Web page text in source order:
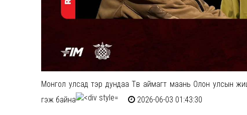
Монгол улсад тэр дундаа Төв аймагт маань Олон улсын
гэж байна
2026-06-03 01:43:30